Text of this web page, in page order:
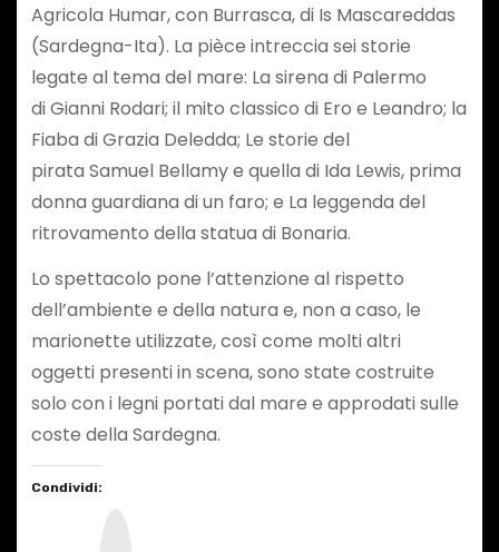
Agricola Humar, con Burrasca, di Is Mascareddas
(Sardegna-Ita). La pièce intreccia sei storie
legate al tema del mare: La sirena di Palermo
di Gianni Rodari; il mito classico di Ero e Leandro; la
Fiaba di Grazia Deledda; Le storie del
pirata Samuel Bellamy e quella di Ida Lewis, prima
donna guardiana di un faro; e La leggenda del
ritrovamento della statua di Bonaria.
Lo spettacolo pone l’attenzione al rispetto
dell’ambiente e della natura e, non a caso, le
marionette utilizzate, così come molti altri
oggetti presenti in scena, sono state costruite
solo con i legni portati dal mare e approdati sulle
coste della Sardegna.
Condividi: